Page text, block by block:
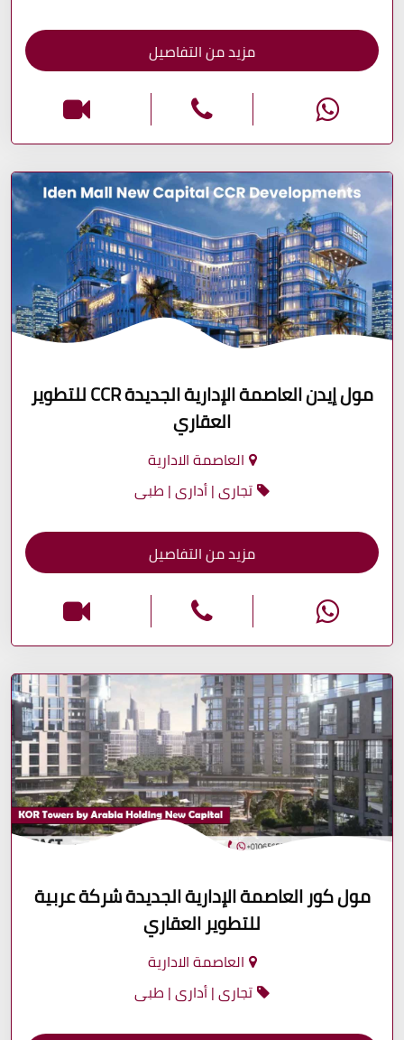
مزيد من التفاصيل
مول إيدن العاصمة الإدارية الجديدة CCR للتطوير
العقاري
العاصمة الادارية
تجارى | أدارى | طبى
مزيد من التفاصيل
مول كور العاصمة الإدارية الجديدة شركة عربية
للتطوير العقاري
العاصمة الادارية
تجارى | أدارى | طبى